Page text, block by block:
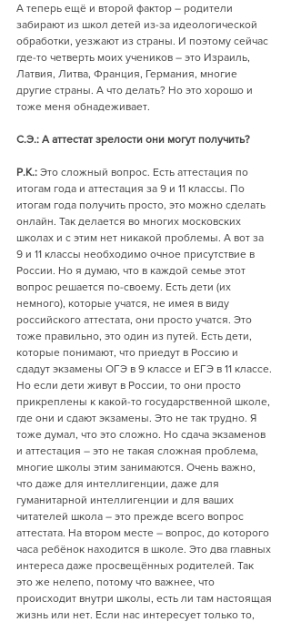
А теперь ещё и второй фактор – родители
забирают из школ детей из-за идеологической
обработки, уезжают из страны. И поэтому сейчас
где-то четверть моих учеников – это Израиль,
Латвия, Литва, Франция, Германия, многие
другие страны. А что делать? Но это хорошо и
тоже меня обнадеживает.
С.Э.: А аттестат зрелости они могут получить?
Р.К.: Это сложный вопрос. Есть аттестация по
итогам года и аттестация за 9 и 11 классы. По
итогам года получить просто, это можно сделать
онлайн. Так делается во многих московских
школах и с этим нет никакой проблемы. А вот за
9 и 11 классы необходимо очное присутствие в
России. Но я думаю, что в каждой семье этот
вопрос решается по-своему. Есть дети (их
немного), которые учатся, не имея в виду
российского аттестата, они просто учатся. Это
тоже правильно, это один из путей. Есть дети,
которые понимают, что приедут в Россию и
сдадут экзамены ОГЭ в 9 классе и ЕГЭ в 11 классе.
Но если дети живут в России, то они просто
прикреплены к какой-то государственной школе,
где они и сдают экзамены. Это не так трудно. Я
тоже думал, что это сложно. Но сдача экзаменов
и аттестация – это не такая сложная проблема,
многие школы этим занимаются. Очень важно,
что даже для интеллигенции, даже для
гуманитарной интеллигенции и для ваших
читателей школа – это прежде всего вопрос
аттестата. На втором месте – вопрос, до которого
часа ребёнок находится в школе. Это два главных
интереса даже просвещённых родителей. Так
это же нелепо, потому что важнее, что
происходит внутри школы, есть ли там настоящая
жизнь или нет. Если нас интересует только то,